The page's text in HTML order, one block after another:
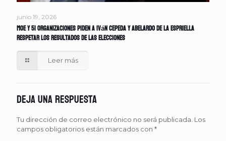
junio 19, 2026
MOE y 51 organizaciones piden a Iván Cepeda y Abelardo de la Espriella
respetar los resultados de las elecciones
Leer más
Deja una respuesta
Tu dirección de correo electrónico no será publicada. Los
campos obligatorios están marcados con *